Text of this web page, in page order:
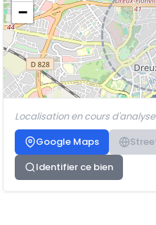
−
Localisation en cours d'analyse
Google Maps
Identifier ce bien